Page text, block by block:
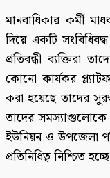
মানবাধিকার কর্মী
দিয়ে একটি
প্রতিবন্ধী ব্যক্তিরা
কোনো কার্যকর
করা হয়েছে তাদের
তাদের সমস্যাগুলোকে
ইউনিয়ন ও উপজেলা
প্রতিনিধিত্ব নিশ্চিত